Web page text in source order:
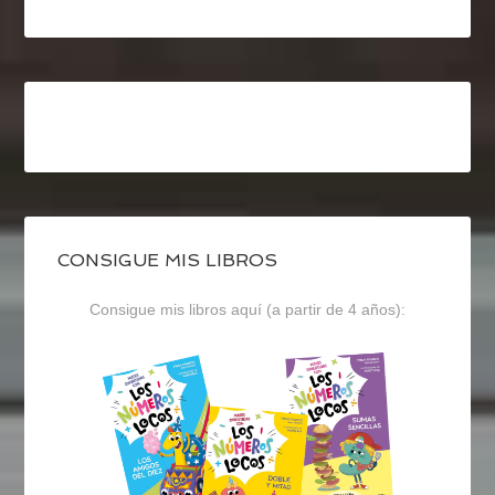
CONSIGUE MIS LIBROS
Consigue mis libros aquí (a partir de 4 años):